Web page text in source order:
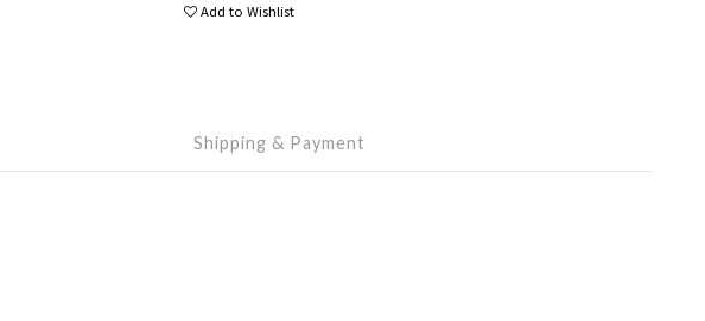
Add to Wishlist
Shipping & Payment